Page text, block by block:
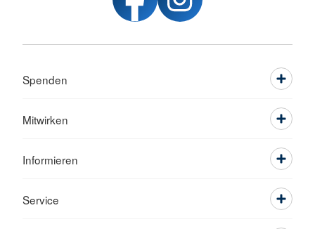
Spenden
Mitwirken
Informieren
Service